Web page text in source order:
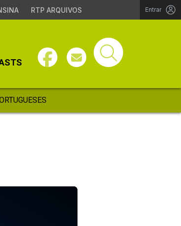
RTP ARQUIVOS Entrar